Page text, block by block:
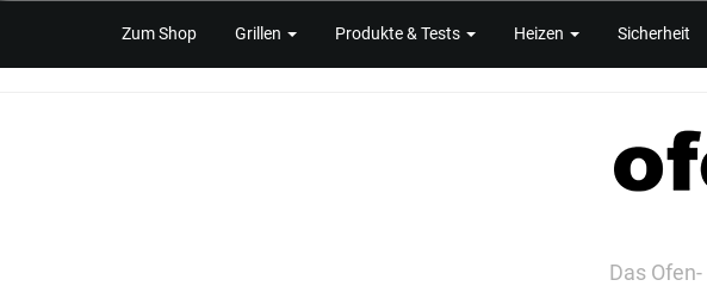
main
Zum Shop Grillen Produkte & Tests Heizen Sicherheit
Das